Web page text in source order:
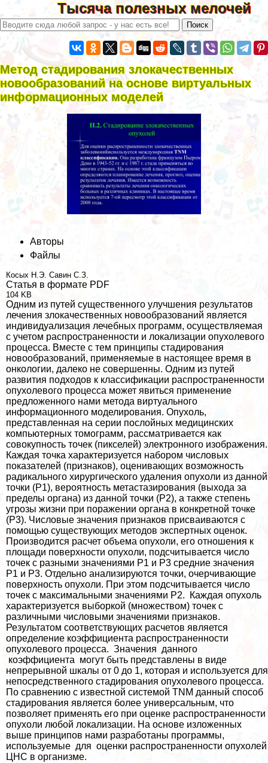
Тысяча полезных мелочей
Метод стадирования злокачественных
новообразований на основе виртуальных
информационных моделей
Авторы
Файлы
Косых Н.Э. Савин С.З.
Статья в формате PDF
104 KB
Одним из путей существенного улучшения результатов
лечения злокачественных новообразований является
индивидуализация лечебных программ, осуществляемая
с учетом распространенности и локализации опухолевого
процесса. Вместе с тем принципы стадирования
новообразований, применяемые в настоящее время в
oнкoлoгии, далеко не совершенны. Одним из путей
развития подходов к классификации распространенности
опухолевого процесса может явиться применение
предложенного нами метода виртуального
информационного моделирования. Опухоль,
представленная на серии послойных медицинских
компьютерных томограмм, рассматривается как
совокупность точек (пикселей) электронного изображения.
Каждая точка хаpaктеризуется набором числовых
показателей (признаков), оценивающих возможность
радикального хирургического удаления опухоли из данной
точки (Р1), вероятность метастазирования (выхода за
пределы органа) из данной точки (Р2), а также степень
угрозы жизни при поражении органа в конкретной точке
(Р3). Числовые значения признаков присваиваются с
помощью существующих методов экспертных оценок.
Производится расчет объема опухоли, его отношения к
площади поверхности опухоли, подсчитывается число
точек с разными значениями Р1 и Р3 средние значения
Р1 и Р3. Отдельно анализируются точки, очерчивающие
поверхность опухоли. При этом подсчитывается число
точек с максимальными значениями Р2. Каждая опухоль
хаpaктеризуется выборкой (множеством) точек с
различными числовыми значениями признаков.
Результатом соответствующих расчетов является
определение коэффициента распространенности
опухолевого процесса. Значения данного
коэффициента могут быть представлены в виде
непрерывной шкалы от 0 до 1, которая и используется для
непосредственного стадирования опухолевого процесса.
По сравнению с известной системой TNM данный способ
стадирования является более универсальным, что
позволяет применять его при оценке распространенности
опухоли любой локализации. На основе изложенных
выше принципов нами разработаны программы,
используемые для оценки распространенности опухолей
ЦНС в организме.